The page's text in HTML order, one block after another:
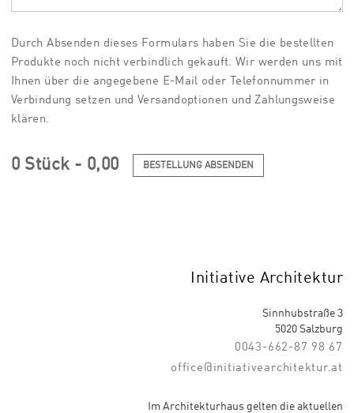
Durch Absenden dieses Formulars haben Sie die bestellten
Produkte noch nicht verbindlich gekauft. Wir werden uns mit
Ihnen über die angegebene E-Mail oder Telefonnummer in
Verbindung setzen und Versandoptionen und Zahlungsweise
klären.
0 Stück - 0,00 BESTELLUNG ABSENDEN
Initiative Architektur
Sinnhubstraße 3
5020 Salzburg
0043-662-87 98 67
office@initiativearchitektur.at
Im Architekturhaus gelten die aktuellen